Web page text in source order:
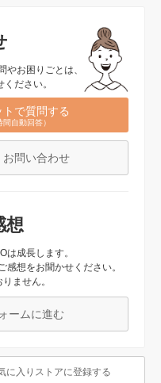
やお困りごとは、
ださい。
で質問する
間自動回答）
お問い合わせ
想
は成長します。
感想をお聞かせください。
ません。
ームに進む
に入りストアに登録する